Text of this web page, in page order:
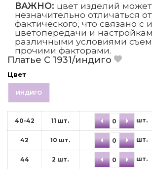
ВАЖНО: цвет изделий может
незначительно отличаться от
фактического, что связано с
цветопередачи и
различными условиями
прочими факторами.
Платье С 1931/индиго
Цвет
ИНДИГО
40-42 11 шт. шт.
42 10 шт. шт.
44 2 шт. шт.